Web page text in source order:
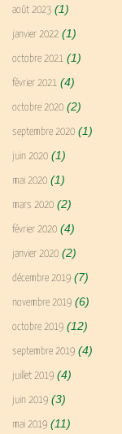
août 2023 (1)
janvier 2022 (1)
octobre 2021 (1)
février 2021 (4)
octobre 2020 (2)
septembre 2020 (1)
juin 2020 (1)
mai 2020 (1)
mars 2020 (2)
février 2020 (4)
janvier 2020 (2)
décembre 2019 (7)
novembre 2019 (6)
octobre 2019 (12)
septembre 2019 (4)
juillet 2019 (4)
juin 2019 (3)
mai 2019 (11)